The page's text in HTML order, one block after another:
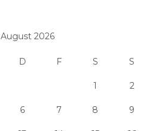
August 2026
D F S S
1 2
6 7 8 9